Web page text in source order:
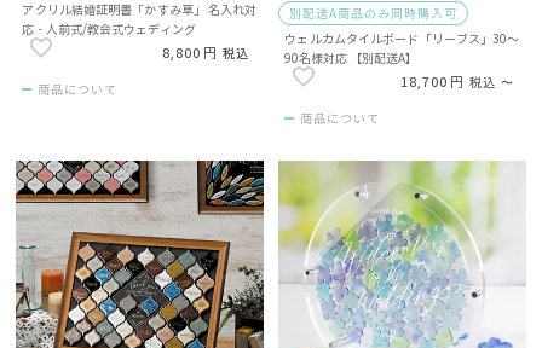
アクリル結婚証明書「かすみ草」 名入れ対
応・人前式/教会式ウェディング
8,800 税込
商品について
別配送A商品のみ同時購入可
ウェルカムタイルボード「リーブス」30～
90名様対応 【別配送A】
18,700 税込 〜
商品について